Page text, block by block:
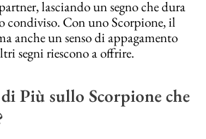
lasciando un segno che dura
condiviso. Con uno Scorpione, il
anche un senso di appagamento
segni riescono a offrire.
Più sullo Scorpione che